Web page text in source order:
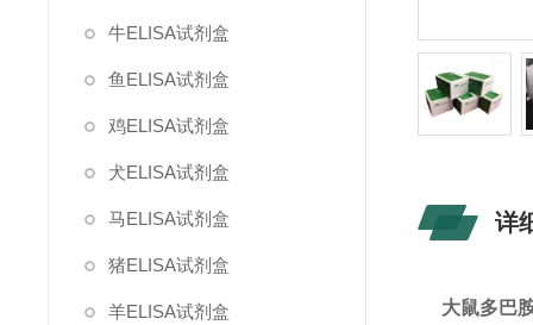
牛ELISA试剂盒
鱼ELISA试剂盒
鸡ELISA试剂盒
犬ELISA试剂盒
马ELISA试剂盒
猪ELISA试剂盒
羊ELISA试剂盒
详
大鼠多巴